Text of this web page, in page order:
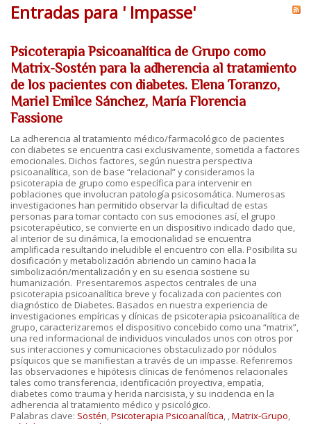
Entradas para ' Impasse'
Psicoterapia Psicoanalítica de Grupo como
Matrix-Sostén para la adherencia al tratamiento
de los pacientes con diabetes. Elena Toranzo,
Mariel Emilce Sánchez, María Florencia
Fassione
La adherencia al tratamiento médico/farmacológico de pacientes
con diabetes se encuentra casi exclusivamente, sometida a factores
emocionales. Dichos factores, según nuestra perspectiva
psicoanalítica, son de base “relacional” y consideramos la
psicoterapia de grupo como específica para intervenir en
poblaciones que involucran patología psicosomática. Numerosas
investigaciones han permitido observar la dificultad de estas
personas para tomar contacto con sus emociones así, el grupo
psicoterapéutico, se convierte en un dispositivo indicado dado que,
al interior de su dinámica, la emocionalidad se encuentra
amplificada resultando ineludible el encuentro con ella. Posibilita su
dosificación y metabolización abriendo un camino hacia la
simbolización/mentalización y en su esencia sostiene su
humanización. Presentaremos aspectos centrales de una
psicoterapia psicoanalítica breve y focalizada con pacientes con
diagnóstico de Diabetes. Basados en nuestra experiencia de
investigaciones empíricas y clínicas de psicoterapia psicoanalítica de
grupo, caracterizaremos el dispositivo concebido como una “matrix”,
una red informacional de individuos vinculados unos con otros por
sus interacciones y comunicaciones obstaculizado por nódulos
psíquicos que se manifiestan a través de un impasse. Referiremos
las observaciones e hipótesis clínicas de fenómenos relacionales
tales como transferencia, identificación proyectiva, empatía,
diabetes como trauma y herida narcisista, y su incidencia en la
adherencia al tratamiento médico y psicológico.
Palabras clave: Sostén,Psicoterapia Psicoanalítica, ,Matrix-Grupo,